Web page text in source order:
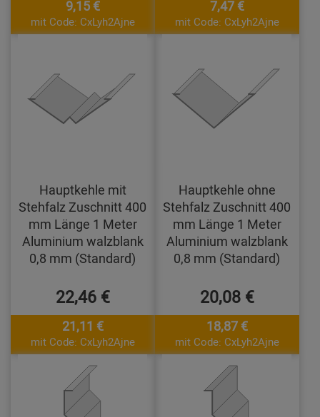
9,15 €
mit Code: CxLyh2Ajne
7,47 €
mit Code: CxLyh2Ajne
Hauptkehle mit
Stehfalz Zuschnitt 400
mm Länge 1 Meter
Aluminium walzblank
0,8 mm (Standard)
22,46 €
21,11 €
mit Code: CxLyh2Ajne
Hauptkehle ohne
Stehfalz Zuschnitt 400
mm Länge 1 Meter
Aluminium walzblank
0,8 mm (Standard)
20,08 €
18,87 €
mit Code: CxLyh2Ajne